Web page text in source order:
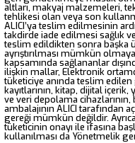
altları, makyaj malzemeleri,
tehlikesi olan veya son
ALICI’ya teslim edilmesinin
takdirde iade edilmesi sağlık
teslim edildikten sonra başka
ayrıştırılması mümkün
kapsamında sağlananlar
ilişkin mallar, Elektronik
tüketiciye anında teslim
kayıtlarının, kitap, dijital
ve veri depolama
ambalajının ALICI tarafından
gereği mümkün değildir.
tüketicinin onayı ile ifasına
kullanılması da Yönetmelik